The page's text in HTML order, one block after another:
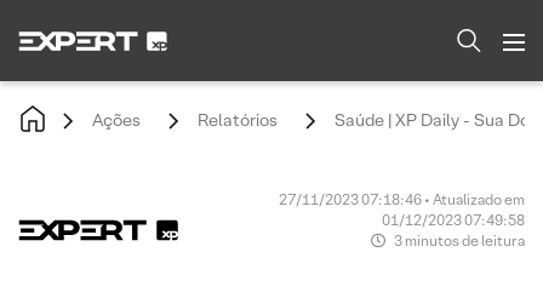
Ações Relatórios Saúde | XP Daily - Sua
27/11/2023 07:18:46 • Atualizado em
01/12/2023 07:49:58
3 minutos de leitura